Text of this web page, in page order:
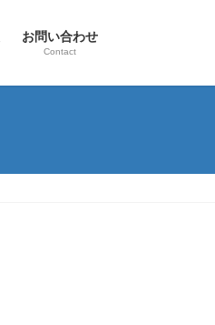
お問い合わせ
Contact